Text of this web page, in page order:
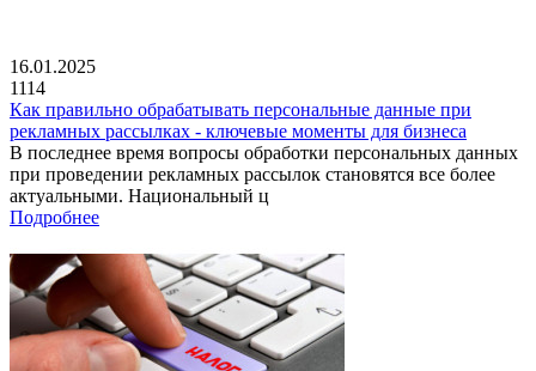
16.01.2025
1114
Как правильно обрабатывать персональные данные при
рекламных рассылках - ключевые моменты для бизнеса
В последнее время вопросы обработки персональных данных
при проведении рекламных рассылок становятся все более
актуальными. Национальный ц
Подробнее